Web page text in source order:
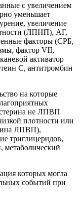
с увеличением
уменьшает
увеличение
(ЛПНП), АГ,
факторы (СРБ,
фактор VII,
активатор
С, антитромбин
на которые
не ЛПВП
плотности или
ЛПВП),
триглицеридов,
которых могла
событий при